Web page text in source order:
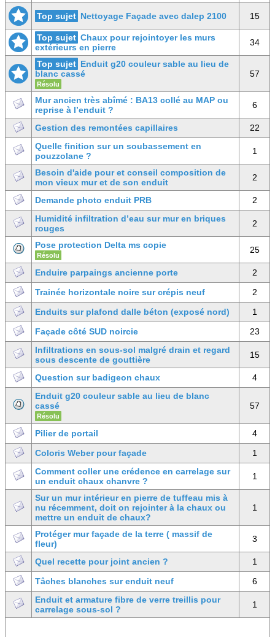
Top sujet Nettoyage Façade avec dalep 2100 15
Top sujet Chaux pour rejointoyer les murs
extérieurs en pierre
34
Top sujet Enduit g20 couleur sable au lieu de
blanc cassé
Résolu
57
Mur ancien très abîmé : BA13 collé au MAP ou
reprise à l’enduit ?
6
Gestion des remontées capillaires
22
Quelle finition sur un soubassement en
pouzzolane ?
1
Besoin d'aide pour et conseil composition de
mon vieux mur et de son enduit
2
Demande photo enduit PRB
2
Humidité infiltration d’eau sur mur en briques
rouges
2
Pose protection Delta ms copie
Résolu
25
Enduire parpaings ancienne porte
2
Trainée horizontale noire sur crépis neuf
2
Enduits sur plafond dalle béton (exposé nord)
1
Façade côté SUD noircie
23
Infiltrations en sous-sol malgré drain et regard
sous descente de gouttière
15
Question sur badigeon chaux
4
Enduit g20 couleur sable au lieu de blanc
cassé
Résolu
57
Pilier de portail
4
Coloris Weber pour façade
1
Comment coller une crédence en carrelage sur
un enduit chaux chanvre ?
1
Sur un mur intérieur en pierre de tuffeau mis à
nu récemment, doit on rejointer à la chaux ou
mettre un enduit de chaux?
1
Protéger mur façade de la terre ( massif de
fleur)
3
Quel recette pour joint ancien ?
1
Tâches blanches sur enduit neuf
6
Enduit et armature fibre de verre treillis pour
carrelage sous-sol ?
1